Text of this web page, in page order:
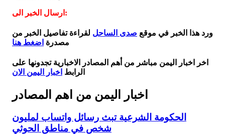
ارسال الخبر الى:
ورد هذا الخبر في موقع صدى الساحل لقراءة تفاصيل الخبر من
مصدرة اضغط هنا
اخر اخبار اليمن مباشر من أهم المصادر الاخبارية تجدونها على
الرابط اخبار اليمن الان
اخبار اليمن من اهم المصادر
الحكومة الشرعية تبث رسائل واتساب لمليون
شخص في مناطق الحوثي